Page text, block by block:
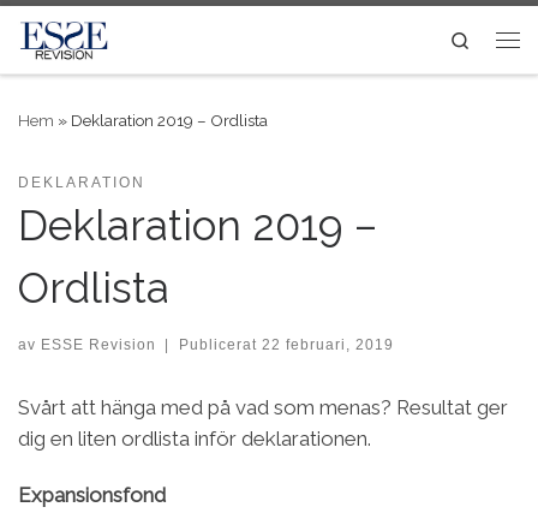
Skip to content
Search
Hem » Deklaration 2019 – Ordlista
DEKLARATION
Deklaration 2019 –
Ordlista
av ESSE Revision Publicerat 22 februari, 2019
Svårt att hänga med på vad som menas? Resultat ger
dig en liten ordlista inför deklarationen.
Expansionsfond